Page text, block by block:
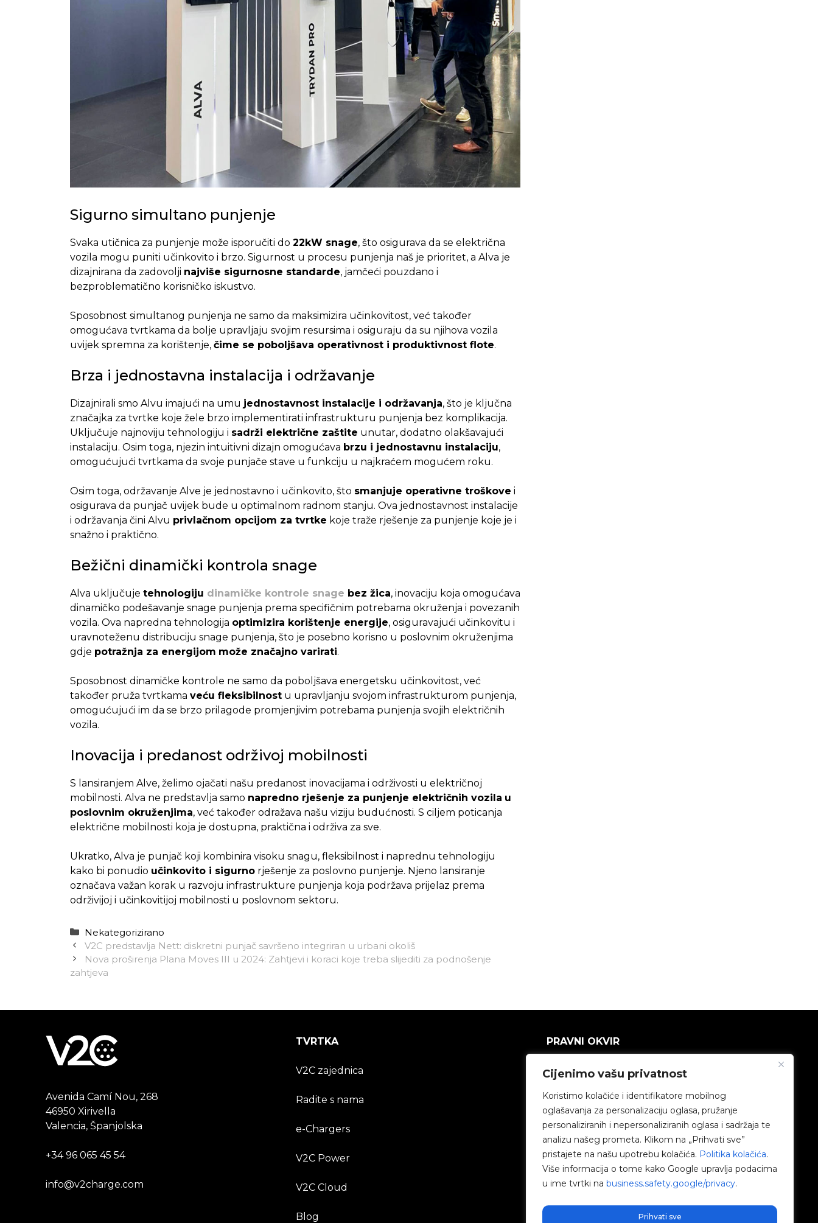
Cijenimo vašu privatnost
Koristimo kolačiće i identifikatore mobilnog
oglašavanja za personalizaciju oglasa, pružanje
personaliziranih i nepersonaliziranih oglasa i sadržaja te
analizu našeg prometa. Klikom na „Prihvati sve”
pristajete na našu upotrebu kolačića. Politika kolačića.
Više informacija o tome kako Google upravlja podacima
u ime tvrtki na business.safety.google/privacy.
Prihvati sve
Sigurno simultano punjenje
Svaka utičnica za punjenje može isporučiti do 22kW snage, što osigurava da se električna
vozila mogu puniti učinkovito i brzo. Sigurnost u procesu punjenja naš je prioritet, a Alva je
dizajnirana da zadovolji najviše sigurnosne standarde, jamčeći pouzdano i
bezproblematično korisničko iskustvo.
Sposobnost simultanog punjenja ne samo da maksimizira učinkovitost, već također
omogućava tvrtkama da bolje upravljaju svojim resursima i osiguraju da su njihova vozila
uvijek spremna za korištenje, čime se poboljšava operativnost i produktivnost flote.
Brza i jednostavna instalacija i održavanje
Dizajnirali smo Alvu imajući na umu jednostavnost instalacije i održavanja, što je ključna
značajka za tvrtke koje žele brzo implementirati infrastrukturu punjenja bez komplikacija.
Uključuje najnoviju tehnologiju i sadrži električne zaštite unutar, dodatno olakšavajući
instalaciju. Osim toga, njezin intuitivni dizajn omogućava brzu i jednostavnu instalaciju,
omogućujući tvrtkama da svoje punjače stave u funkciju u najkraćem mogućem roku.
Osim toga, održavanje Alve je jednostavno i učinkovito, što smanjuje operativne troškove i
osigurava da punjač uvijek bude u optimalnom radnom stanju. Ova jednostavnost instalacije
i održavanja čini Alvu privlačnom opcijom za tvrtke koje traže rješenje za punjenje koje je i
snažno i praktično.
Bežični dinamički kontrola snage
Alva uključuje tehnologiju dinamičke kontrole snage bez žica, inovaciju koja omogućava
dinamičko podešavanje snage punjenja prema specifičnim potrebama okruženja i povezanih
vozila. Ova napredna tehnologija optimizira korištenje energije, osiguravajući učinkovitu i
uravnoteženu distribuciju snage punjenja, što je posebno korisno u poslovnim okruženjima
gdje potražnja za energijom može značajno varirati.
Sposobnost dinamičke kontrole ne samo da poboljšava energetsku učinkovitost, već
također pruža tvrtkama veću fleksibilnostu upravljanju svojom infrastrukturom punjenja,
omogućujući im da se brzo prilagode promjenjivim potrebama punjenja svojih električnih
vozila.
Inovacija i predanost održivoj mobilnosti
S lansiranjem Alve, želimo ojačati našu predanost inovacijama i održivosti u električnoj
mobilnosti. Alva ne predstavlja samo napredno rješenje za punjenje električnih vozila u
poslovnim okruženjima, već također odražava našu viziju budućnosti. S ciljem poticanja
električne mobilnosti koja je dostupna, praktična i održiva za sve.
Ukratko, Alva je punjač koji kombinira visoku snagu, fleksibilnost i naprednu tehnologiju
kako bi ponudio učinkovito i sigurnorješenje za poslovno punjenje. Njeno lansiranje
označava važan korak u razvoju infrastrukture punjenja koja podržava prijelaz prema
održivijoj i učinkovitijoj mobilnosti u poslovnom sektoru.
Kategorije
Nekategorizirano
V2C predstavlja Nett: diskretni punjač savršeno integriran u urbani okoliš
Nova proširenja Plana Moves III u 2024: Zahtjevi i koraci koje treba slijediti za podnošenje
zahtjeva
Avenida Camí Nou, 268
46950 Xirivella
Valencia, Španjolska
+34 96 065 45 54
info@v2charge.com
TVRTKA
V2C zajednica
Radite s nama
e-Chargers
V2C Power
V2C Cloud
Blog
PRAVNI OKVIR
Politika privatnosti
Pravna napomena
Politika kolačića
Etički kanal
Politika kvalitete
Upravljanje kolačićima